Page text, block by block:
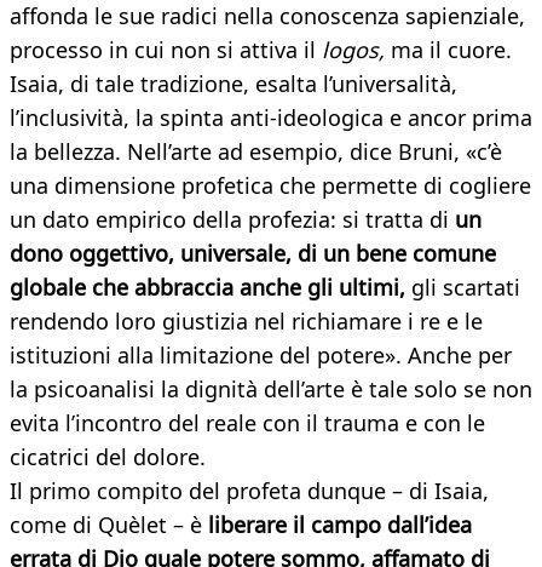
affonda le sue radici nella conoscenza sapienziale,
processo in cui non si attiva il logos, ma il cuore.
Isaia, di tale tradizione, esalta l’universalità,
l’inclusività, la spinta anti-ideologica e ancor prima
la bellezza. Nell’arte ad esempio, dice Bruni, «c’è
una dimensione profetica che permette di cogliere
un dato empirico della profezia: si tratta di un
dono oggettivo, universale, di un bene comune
globale che abbraccia anche gli ultimi, gli scartati
rendendo loro giustizia nel richiamare i re e le
istituzioni alla limitazione del potere». Anche per
la psicoanalisi la dignità dell’arte è tale solo se non
evita l’incontro del reale con il trauma e con le
cicatrici del dolore.
Il primo compito del profeta dunque – di Isaia,
come di Quèlet – è liberare il campo dall’idea
errata di Dio quale potere sommo, affamato di